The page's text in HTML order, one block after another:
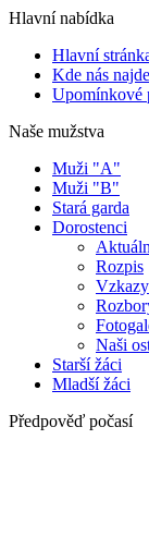
Hlavní nabídka
Hlavní
Kde nás
Upomínkové
Naše mužstva
Muži "A"
Muži "B"
Stará garda
Dorostenci
Rozpis
Vzkazy
Naši
Starší žáci
Mladší žáci
Předpověď počasí